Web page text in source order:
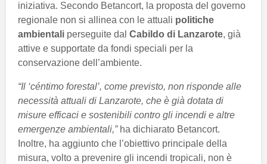
iniziativa. Secondo Betancort, la proposta del governo
regionale non si allinea con le attuali politiche
ambientali perseguite dal Cabildo di Lanzarote, già
attive e supportate da fondi speciali per la
conservazione dell’ambiente.
“Il ‘céntimo forestal’, come previsto, non risponde alle
necessità attuali di Lanzarote, che è già dotata di
misure efficaci e sostenibili contro gli incendi e altre
emergenze ambientali,”ha dichiarato Betancort.
Inoltre, ha aggiunto che l’obiettivo principale della
misura, volto a prevenire gli incendi tropicali, non è